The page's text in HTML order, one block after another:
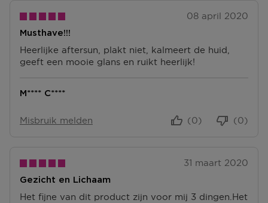
Terugsturen
dagen om deze (gedeeltelijk) terug te sturen of te
herroepen. Na de herroeping heb je dan nog eens 14
dagen de tijd om de producten te retourneren. Om
voor herroeping
Omruilen of terugbrengen in de winkel
orderbevestiging mee.
Ga naar meer info en FAQ’s over retourneren.
08 april 2020
Musthave!!!
Heerlijke aftersun, plakt niet, kalmeert de huid,
geeft een mooie glans en ruikt heerlijk!
M**** C****
Misbruik melden (0)
(0)
31 maart 2020
Gezicht en Lichaam
Het fijne van dit product zijn voor mij 3 dingen.Het